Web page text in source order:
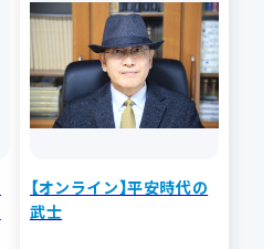
【オンライン】平安時代の
武士